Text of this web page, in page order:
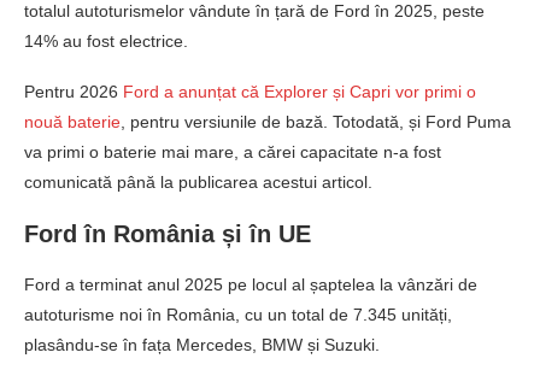
totalul autoturismelor vândute în țară de Ford în 2025, peste
14% au fost electrice.
Pentru 2026 Ford a anunțat că Explorer și Capri vor primi o
nouă baterie , pentru versiunile de bază. Totodată, și Ford Puma
va primi o baterie mai mare, a cărei capacitate n-a fost
comunicată până la publicarea acestui articol.
Ford în România și în UE
Ford a terminat anul 2025 pe locul al șaptelea la vânzări de
autoturisme noi în România, cu un total de 7.345 unități,
plasându-se în fața Mercedes, BMW și Suzuki.